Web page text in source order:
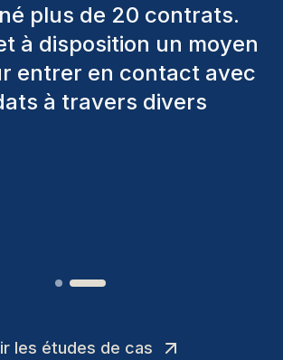
pour nous proposer
Ceux que
recrutés sont toujours
et personnellement, je
des nouvelles
les études de cas